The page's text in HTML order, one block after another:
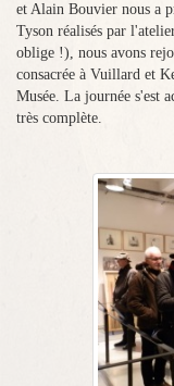
et Alain Bouvier nous a
Tyson réalisés par
oblige !), nous avons
consacrée à Vuillard et
Musée. La journée s'est
très complète.